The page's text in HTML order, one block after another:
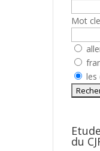
Mot
les
du